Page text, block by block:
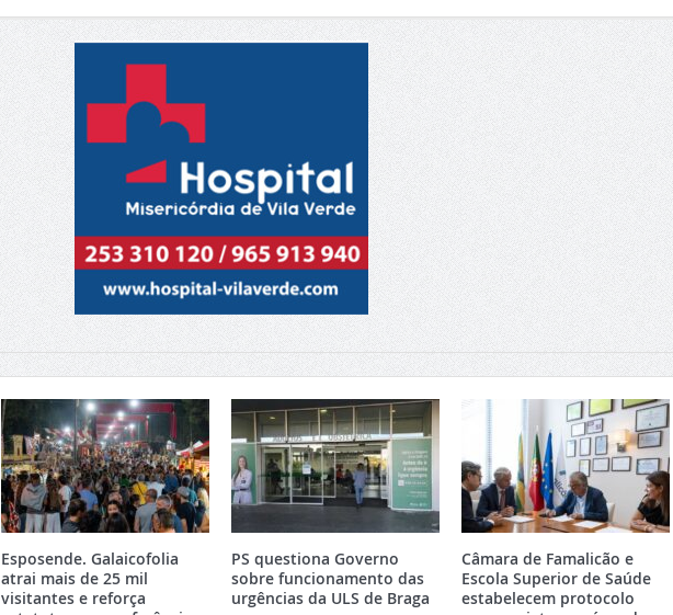
Esposende. Galaicofolia
atrai mais de 25 mil
visitantes e reforça
PS questiona Governo
sobre funcionamento das
urgências da ULS de Braga
Câmara de Famalicão e
Escola Superior de Saúde
estabelecem protocolo